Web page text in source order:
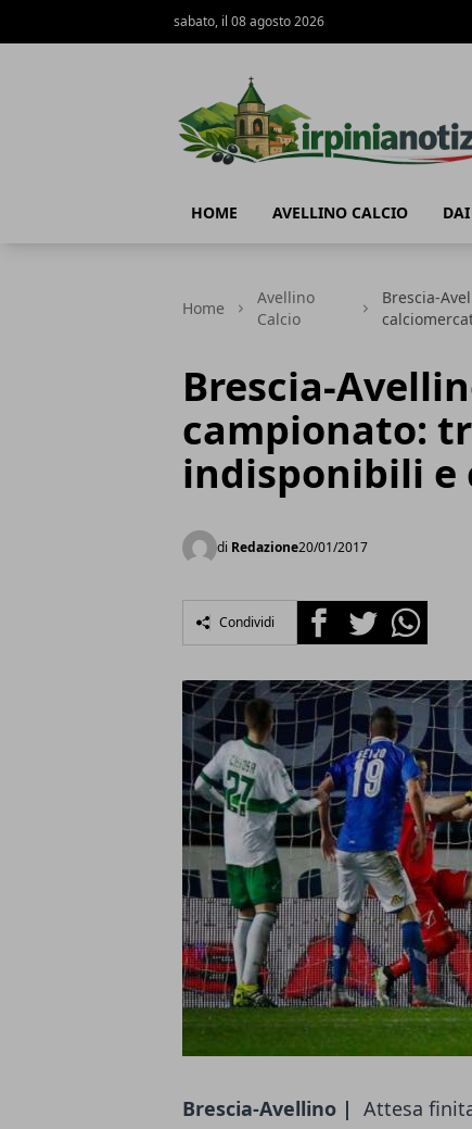
sabato, il 08 agosto 2026
HOME AVELLINO CALCIO
Home
Avellino
Calcio
Brescia-
Brescia-
campionato:
indisponibili e
di Redazione20/01/2017
Condividi FacebookTwitterWhatsapp
Brescia-Avellino | Attesa